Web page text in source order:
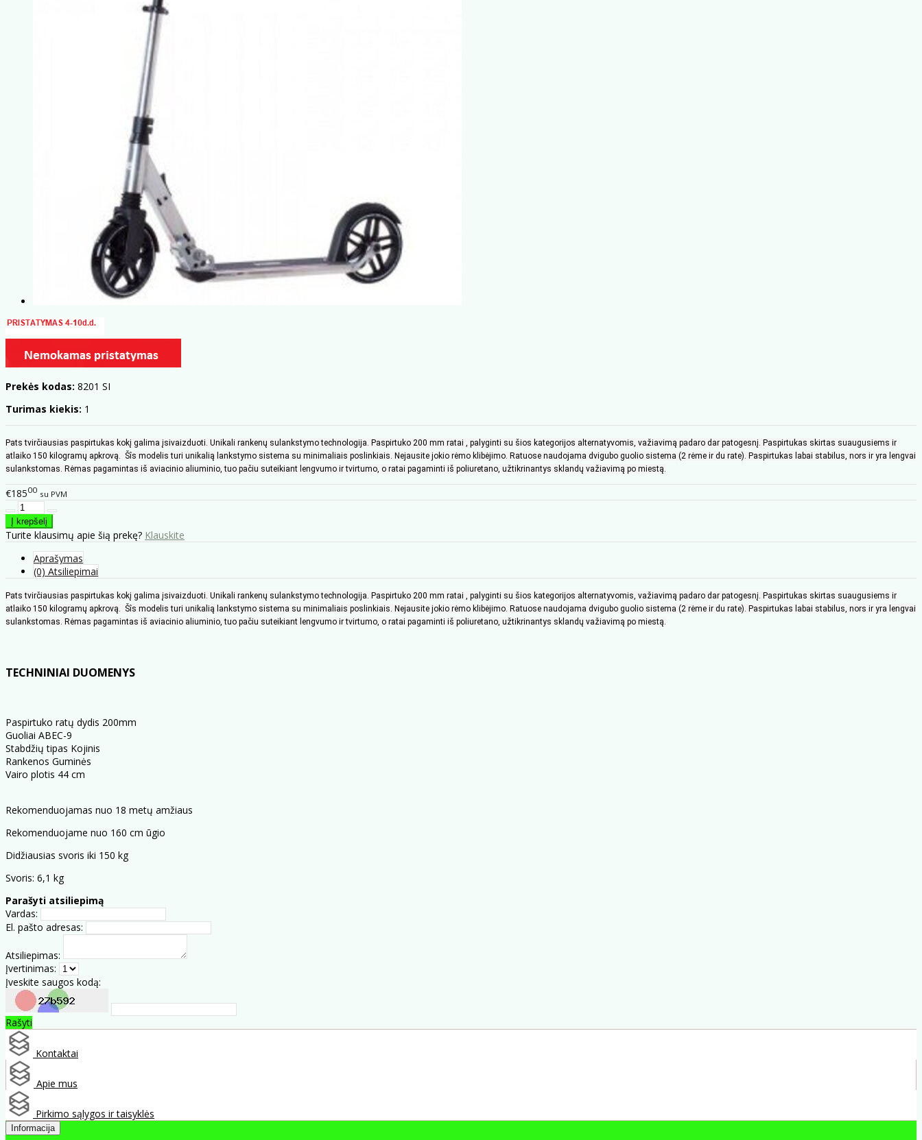
Prekės kodas: 8201 SI
Turimas kiekis: 1
Pats tvirčiausias paspirtukas kokį galima įsivaizduoti. Unikali rankenų sulankstymo technologija. Paspirtuko 200 mm ratai , palyginti su šios kategorijos alternatyvomis, važiavimą padaro dar patogesnį. Paspirtukas skirtas suaugusiems ir
atlaiko 150 kilogramų apkrovą. Šîs modelis turi unikalią lankstymo sistema su minimaliais poslinkiais. Nejausite jokio rėmo klibėjimo. Ratuose naudojama dvigubo guolio sistema (2 rėme ir du rate). Paspirtukas labai stabilus, nors ir yra lengvai
sulankstomas. Rėmas pagamintas iš aviacinio aliuminio, tuo pačiu suteikiant lengvumo ir tvirtumo, o ratai pagaminti iš poliuretano, užtikrinantys sklandų važiavimą po miestą.
€18500 su PVM
Turite klausimų apie šią prekę? Klauskite
Aprašymas
(0) Atsiliepimai
Pats tvirčiausias paspirtukas kokį galima įsivaizduoti. Unikali rankenų sulankstymo technologija. Paspirtuko 200 mm ratai , palyginti su šios kategorijos alternatyvomis, važiavimą padaro dar patogesnį. Paspirtukas skirtas suaugusiems ir
atlaiko 150 kilogramų apkrovą. Šîs modelis turi unikalią lankstymo sistema su minimaliais poslinkiais. Nejausite jokio rėmo klibėjimo. Ratuose naudojama dvigubo guolio sistema (2 rėme ir du rate). Paspirtukas labai stabilus, nors ir yra lengvai
sulankstomas. Rėmas pagamintas iš aviacinio aliuminio, tuo pačiu suteikiant lengvumo ir tvirtumo, o ratai pagaminti iš poliuretano, užtikrinantys sklandų važiavimą po miestą.
TECHNINIAI DUOMENYS
Paspirtuko ratų dydis 200mm
Guoliai ABEC-9
Stabdžių tipas Kojinis
Rankenos Guminės
Vairo plotis 44 cm
Rekomenduojamas nuo 18 metų amžiaus
Rekomenduojame nuo 160 cm ūgio
Didžiausias svoris iki 150 kg
Svoris: 6,1 kg
Parašyti atsiliepimą
Vardas:
El. pašto adresas:
Atsiliepimas:
Įvertinimas:
Įveskite saugos kodą:
Rašyti
Kontaktai
Apie mus
Pirkimo sąlygos ir taisyklės
Informacija